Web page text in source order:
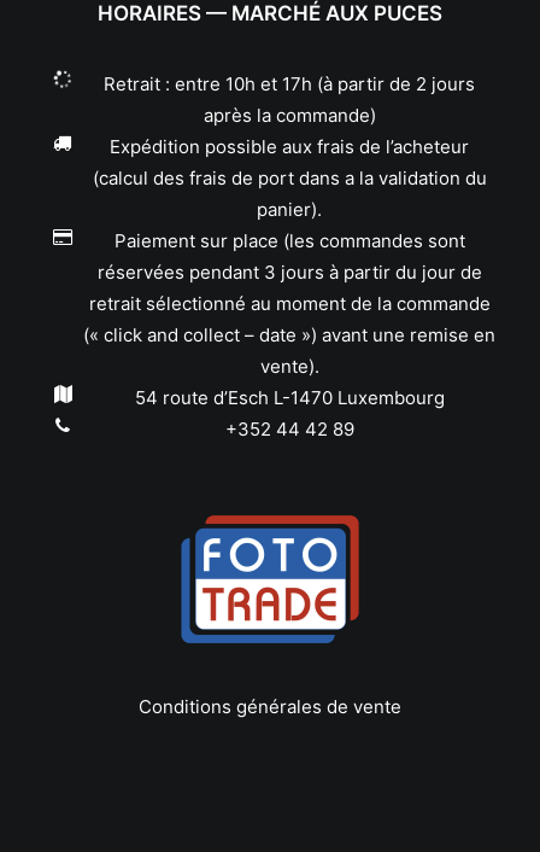
HORAIRES — MARCHÉ AUX PUCES
Retrait : entre 10h et 17h (à partir de 2 jours
après la commande)
Expédition possible aux frais de l’acheteur
(calcul des frais de port dans a la validation du
panier).
Paiement sur place (les commandes sont
réservées pendant 3 jours à partir du jour de
retrait sélectionné au moment de la commande
(« click and collect – date ») avant une remise en
vente).
54 route d’Esch L-1470 Luxembourg
+352 44 42 89
Conditions générales de vente